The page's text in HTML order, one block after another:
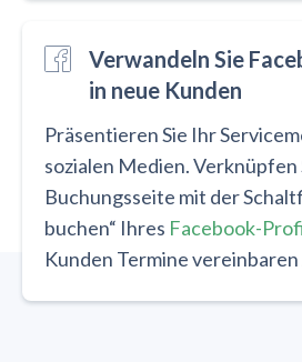
Verwandeln Sie
in neue Kunden
Präsentieren Sie Ihr
sozialen Medien. Verknüpfen
Buchungsseite mit der
buchen“ Ihres Facebook-
Kunden Termine